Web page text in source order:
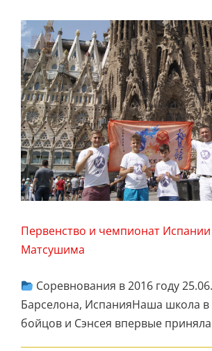
Первенство и чемпионат
Матсушима
Соревнования в 2016 году
Барселона, ИспанияНаша школа в
бойцов и Сэнсея впервые приняла